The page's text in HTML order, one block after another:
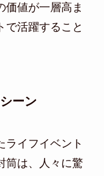
価値が一層高ま
で活躍すること
ーン
ライフイベント
筒は、人々に驚